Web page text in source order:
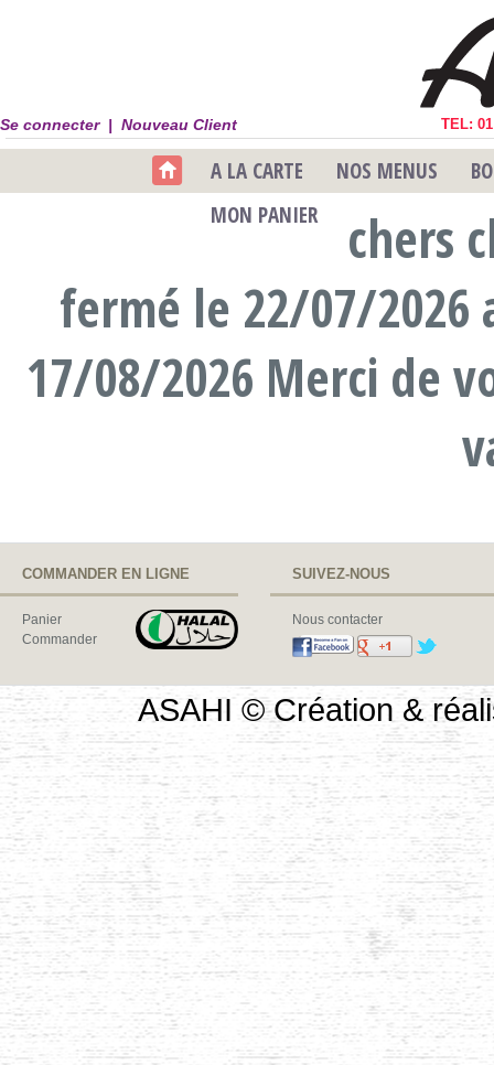
Se connecter | Nouveau Client TEL:
A LA CARTE NOS MENUS
MON PANIER
chers
fermé le 22/07/2026
17/08/2026 Merci de
COMMANDER EN LIGNE
Panier
Commander
SUIVEZ-NOUS
Nous contacter
ASAHI © Création &